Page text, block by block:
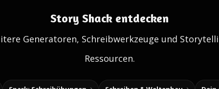
Story Shack entdecken
Generatoren, Schreibwerkzeuge und
Ressourcen.